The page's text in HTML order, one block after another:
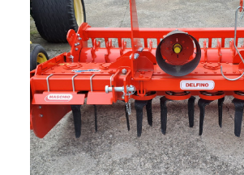
NOLEGGIO
PROMOZIONI
SERVIZI
TRINCE
TESTATE
POLVERIZZATORI